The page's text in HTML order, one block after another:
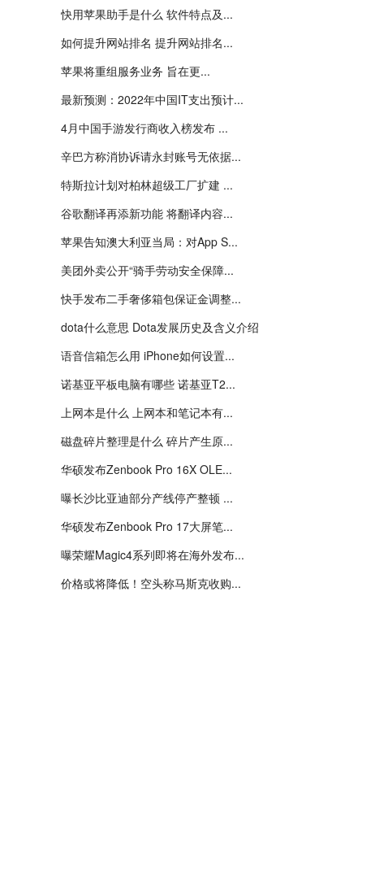
快用苹果助手是什么 软件特点及...
如何提升网站排名 提升网站排名...
苹果将​​重组服务业务 旨在更...
最新预测：2022年中国IT支出预计...
4月中国手游发行商收入榜发布 ...
辛巴方称消协诉请永封账号无依据...
特斯拉计划对柏林超级工厂扩建 ...
谷歌翻译再添新功能 将翻译内容...
苹果告知澳大利亚当局：对App S...
美团外卖公开“骑手劳动安全保障...
快手发布二手奢侈箱包保证金调整...
dota什么意思 Dota发展历史及含义介绍
语音信箱怎么用 iPhone如何设置...
诺基亚平板电脑有哪些 诺基亚T2...
上网本是什么 上网本和笔记本有...
磁盘碎片整理是什么 碎片产生原...
华硕发布Zenbook Pro 16X OLE...
曝长沙比亚迪部分产线停产整顿 ...
华硕发布Zenbook Pro 17大屏笔...
曝荣耀Magic4系列即将在海外发布...
价格或将降低！空头称马斯克收购...